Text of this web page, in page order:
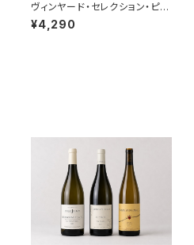
ヴィンヤード・セレクション・ピノ
タージュ 2023 クライン・ザル
ゼ・ワインズ
¥4,290